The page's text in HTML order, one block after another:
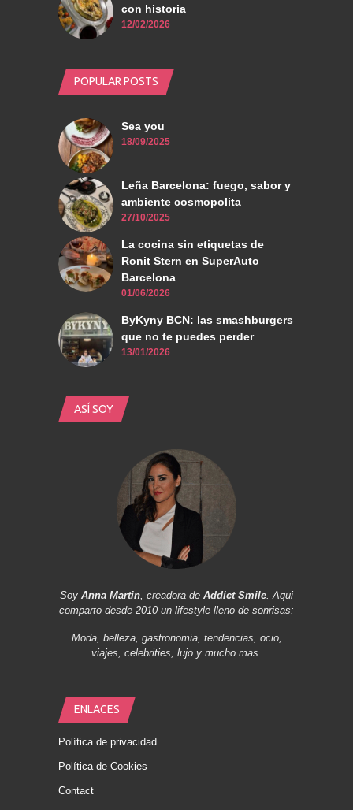
con historia
12/02/2026
POPULAR POSTS
Sea you
18/09/2025
Leña Barcelona: fuego, sabor y
ambiente cosmopolita
27/10/2025
La cocina sin etiquetas de
Ronit Stern en SuperAuto
Barcelona
01/06/2026
ByKyny BCN: las smashburgers
que no te puedes perder
13/01/2026
ASÍ SOY
Soy Anna Martin, creadora de Addict Smile. Aqui
comparto desde 2010 un lifestyle lleno de sonrisas:
Moda, belleza, gastronomia, tendencias, ocio,
viajes, celebrities, lujo y mucho mas.
ENLACES
Política de privacidad
Política de Cookies
Contact